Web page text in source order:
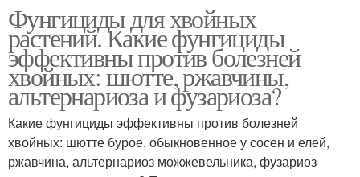
Фунгициды для хвойных
растений. Какие фунгициды
эффективны против болезней
хвойных: шютте, ржавчины,
альтернариоза и фузариоза?
Какие фунгициды эффективны против болезней
хвойных: шютте бурое, обыкновенное у сосен и елей,
ржавчина, альтернариоз можжевельника, фузариоз